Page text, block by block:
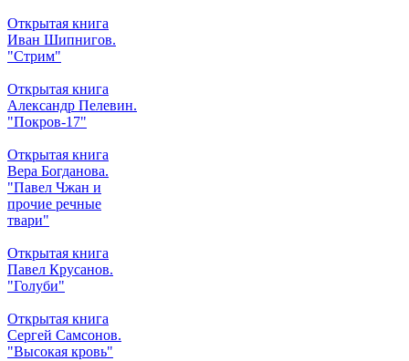
Открытая книга
Иван Шипнигов.
"Стрим"
Открытая книга
Александр Пелевин.
"Покров-17"
Открытая книга
Вера Богданова.
"Павел Чжан и
прочие речные
твари"
Открытая книга
Павел Крусанов.
"Голуби"
Открытая книга
Сергей Самсонов.
"Высокая кровь"